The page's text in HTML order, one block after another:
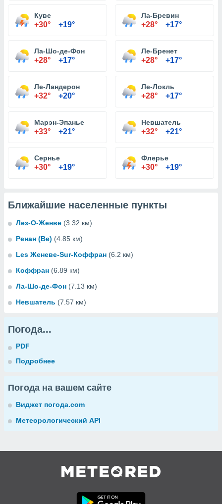
Куве
+30° +19°
Ла-Бревин
+28° +17°
Ла-Шо-де-Фон
+28° +17°
Ле-Бренет
+28° +17°
Ле-Ландерон
+32° +20°
Ле-Локль
+28° +17°
Марэн-Эпанье
+33° +21°
Невшатель
+32° +21°
Сернье
+30° +19°
Флерье
+30° +19°
Ближайшие населенные пункты
Лез-О-Женве (3.32 км)
Ренан (Be) (4.85 км)
Les Женеве-Sur-Коффран (6.2 км)
Коффран (6.89 км)
Ла-Шо-де-Фон (7.13 км)
Невшатель (7.57 км)
Погода...
PDF
Подробнее
Погода на вашем сайте
Виджет погода.com
Метеорологический API